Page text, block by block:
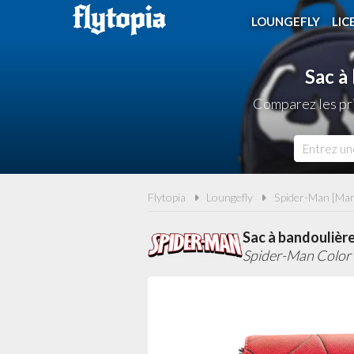
LOUNGEFLY
Sac
Comparez les
Flytopia Loungefly Spider-Man
Sac à
Spider-Man